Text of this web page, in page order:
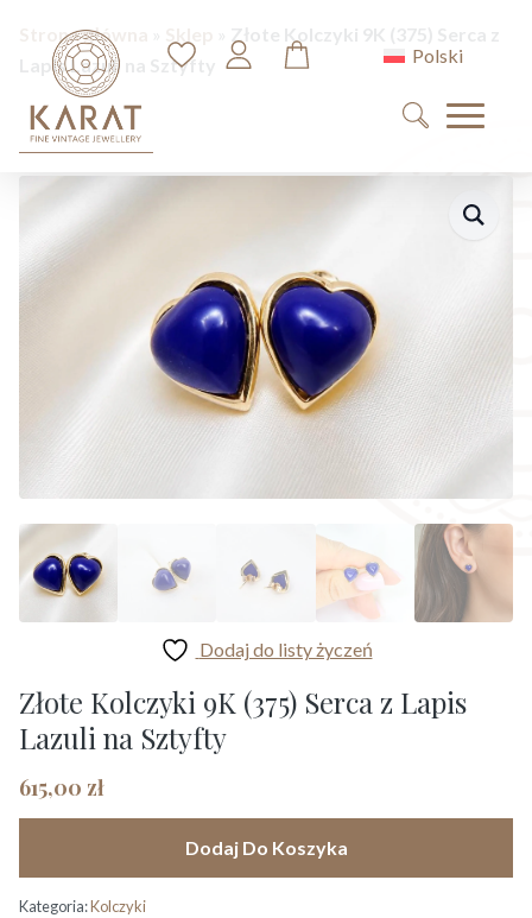
Polski
Strona główna
Lapis Lazuli na Sztyfty
Dodaj do listy życzeń
Złote Kolczyki 9K (375) Serca z Lapis
Lazuli na Sztyfty
615,00 zł
Dodaj Do Koszyka
Kategoria:Kolczyki